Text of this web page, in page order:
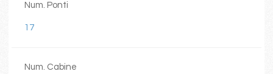
Num. Ponti
17
Num. Cabine